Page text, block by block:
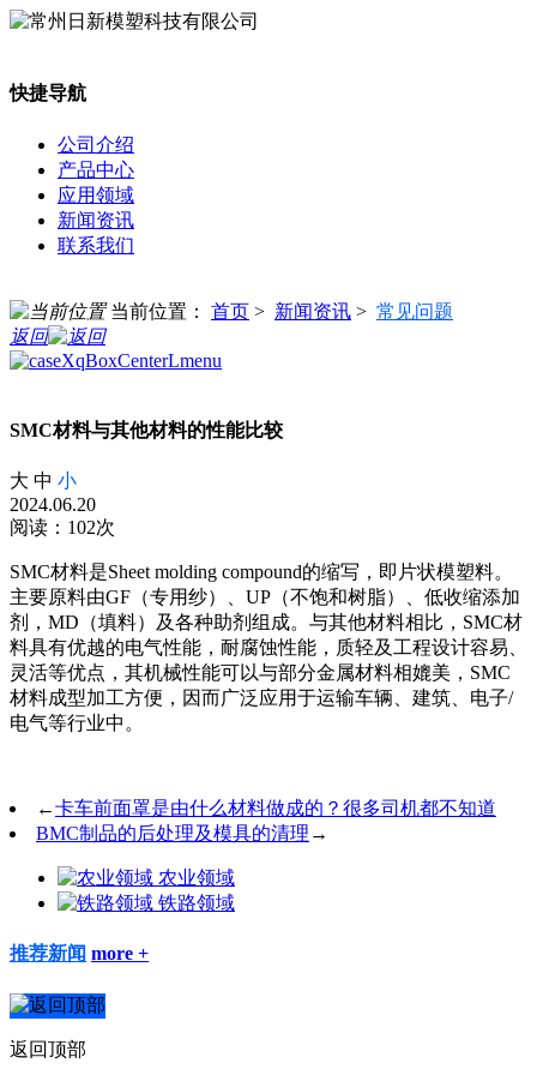
快捷导航
公司介绍
产品中心
应用领域
新闻资讯
联系我们
当前位置： 首页 > 新闻资讯 > 常见问题
返回
SMC材料与其他材料的性能比较
大 中 小
2024.06.20
阅读：102次
SMC材料是Sheet molding compound的缩写，即片状模塑料。
主要原料由GF（专用纱）、UP（不饱和树脂）、低收缩添加
剂，MD（填料）及各种助剂组成。与其他材料相比，SMC材
料具有优越的电气性能，耐腐蚀性能，质轻及工程设计容易、
灵活等优点，其机械性能可以与部分金属材料相媲美，SMC
材料成型加工方便，因而广泛应用于运输车辆、建筑、电子/
电气等行业中。
←卡车前面罩是由什么材料做成的？很多司机都不知道
BMC制品的后处理及模具的清理 →
农业领域
铁路领域
推荐新闻 more +
返回顶部